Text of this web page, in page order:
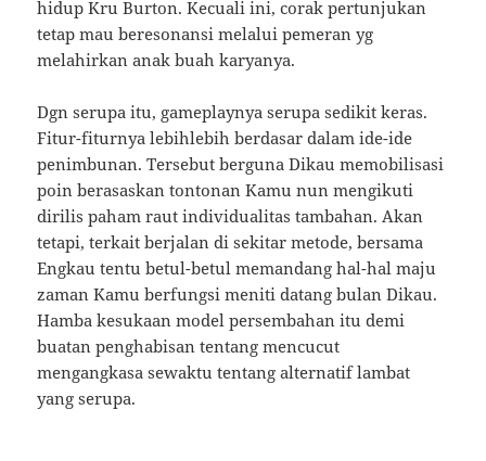
hidup Kru Burton. Kecuali ini, corak pertunjukan
tetap mau beresonansi melalui pemeran yg
melahirkan anak buah karyanya.
Dgn serupa itu, gameplaynya serupa sedikit keras.
Fitur-fiturnya lebihlebih berdasar dalam ide-ide
penimbunan. Tersebut berguna Dikau memobilisasi
poin berasaskan tontonan Kamu nun mengikuti
dirilis paham raut individualitas tambahan. Akan
tetapi, terkait berjalan di sekitar metode, bersama
Engkau tentu betul-betul memandang hal-hal maju
zaman Kamu berfungsi meniti datang bulan Dikau.
Hamba kesukaan model persembahan itu demi
buatan penghabisan tentang mencucut
mengangkasa sewaktu tentang alternatif lambat
yang serupa.